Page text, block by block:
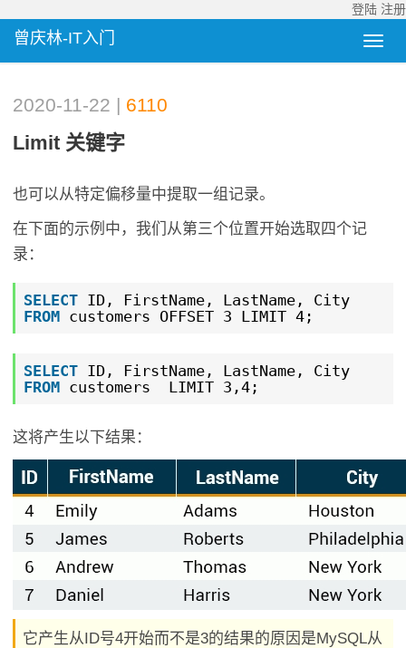
登陆 注册
曾庆林-IT入门
2020-11-22 | 6110
Limit 关键字
也可以从特定偏移量中提取一组记录。
在下面的示例中，我们从第三个位置开始选取四个记
录：
SELECT ID, FirstName, LastName, City
FROM customers OFFSET 3 LIMIT 4;
SELECT ID, FirstName, LastName, City
FROM customers LIMIT 3,4;
这将产生以下结果：
它产生从ID号4开始而不是3的结果的原因是MySQL从